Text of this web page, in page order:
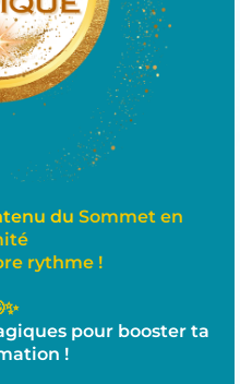
du Sommet en
rythme !
pour booster ta
!